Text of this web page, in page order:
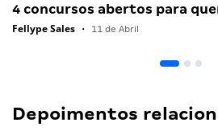
4 concursos abertos para
Fellype Sales • 11 de Abril
Depoimentos